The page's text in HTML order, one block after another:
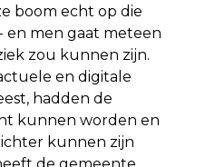
boom echt op die
en men gaat meteen
zou kunnen zijn.
en digitale
hadden de
kunnen worden en
kunnen zijn